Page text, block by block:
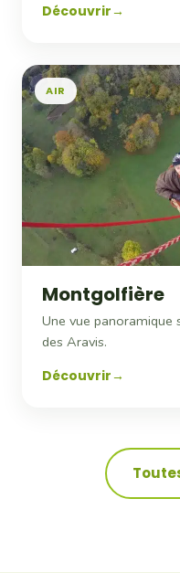
Découvrir
AIR
Montgolfière
Une vue panoramique
des Aravis.
Découvrir